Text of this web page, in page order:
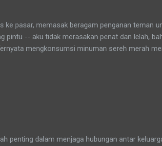
ke pasar, memasak beragam penganan teman
pintu -- aku tidak merasakan penat dan lelah,
mengkonsumsi minuman sereh merah
penting dalam menjaga hubungan antar